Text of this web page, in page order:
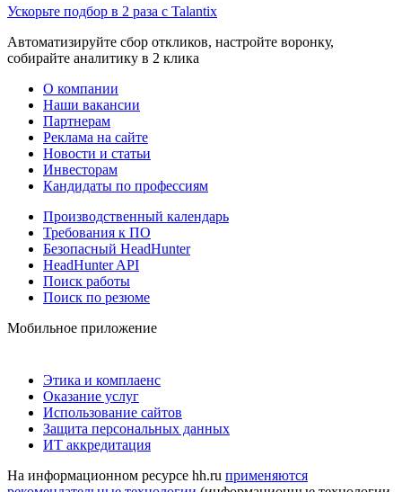
Ускорьте подбор в 2 раза с Talantix
Автоматизируйте сбор откликов, настройте воронку,
собирайте аналитику в 2 клика
О компании
Наши вакансии
Партнерам
Реклама на сайте
Новости и статьи
Инвесторам
Кандидаты по профессиям
Производственный календарь
Требования к ПО
Безопасный HeadHunter
HeadHunter API
Поиск работы
Поиск по резюме
Мобильное приложение
Этика и комплаенс
Оказание услуг
Использование сайтов
Защита персональных данных
ИТ аккредитация
На информационном ресурсе hh.ru применяются